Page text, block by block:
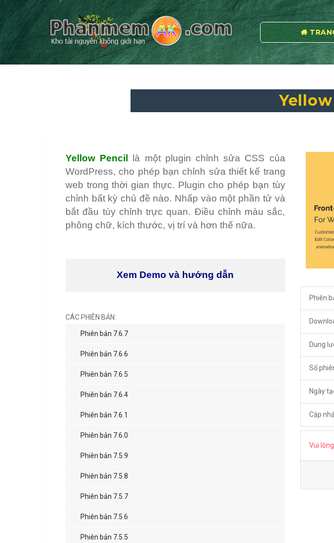
Yellow Pencil
là một plugin chỉnh sửa CSS của
WordPress, cho phép bạn chỉnh sửa thiết kế trang
web trong thời gian thực. Plugin cho phép bạn tùy
chỉnh bất kỳ chủ đề nào. Nhấp vào một phần tử và
bắt đầu tùy chỉnh trực quan. Điều chỉnh màu sắc,
phông chữ, kích thước, vị trí và hơn thế nữa.
Xem Demo và hướng dẫn
CÁC PHIÊN BẢN:
Phiên bản 7.6.7
Phiên bản 7.6.6
Phiên bản 7.6.5
Phiên bản 7.6.4
Phiên bản 7.6.1
Phiên bản 7.6.0
Phiên bản 7.5.9
Phiên bản 7.5.8
Phiên bản 7.5.7
Phiên bản 7.5.6
Phiên bản 7.5.5
Phiên
Dung
Số
Ngày
Cập
Vui